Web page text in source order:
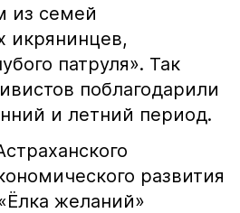
из семей
икрянинцев,
патруля». Так
поблагодарили
и летний период.
развития
желаний»